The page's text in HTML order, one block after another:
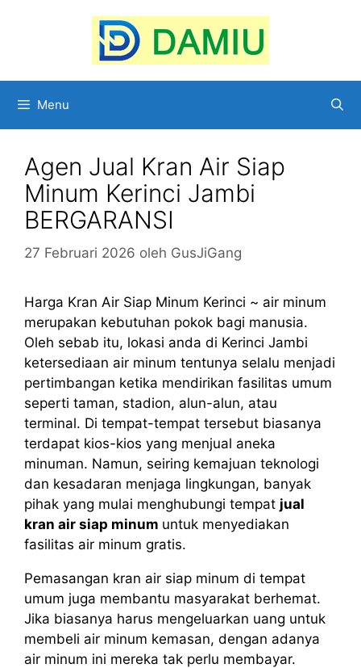
Menu
Agen Jual Kran Air Siap
Minum Kerinci Jambi
BERGARANSI
27 Februari 2026 oleh GusJiGang
Harga Kran Air Siap Minum Kerinci ~ air minum
merupakan kebutuhan pokok bagi manusia.
Oleh sebab itu, lokasi anda di Kerinci Jambi
ketersediaan air minum tentunya selalu menjadi
pertimbangan ketika mendirikan fasilitas umum
seperti taman, stadion, alun-alun, atau
terminal. Di tempat-tempat tersebut biasanya
terdapat kios-kios yang menjual aneka
minuman. Namun, seiring kemajuan teknologi
dan kesadaran menjaga lingkungan, banyak
pihak yang mulai menghubungi tempat jual
kran air siap minum untuk menyediakan
fasilitas air minum gratis.
Pemasangan kran air siap minum di tempat
umum juga membantu masyarakat berhemat.
Jika biasanya harus mengeluarkan uang untuk
membeli air minum kemasan, dengan adanya
air minum ini mereka tak perlu membayar.